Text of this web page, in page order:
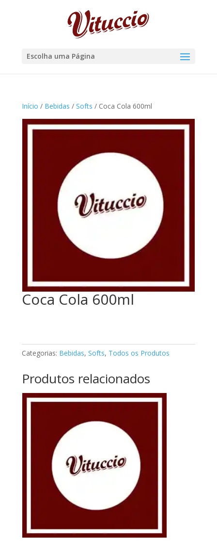
Escolha uma Página
Início / Bebidas / Softs / Coca Cola 600ml
Coca Cola 600ml
Categorias: Bebidas, Softs, Todos os Produtos
Produtos relacionados